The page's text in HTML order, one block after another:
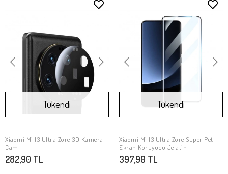
Stokta Yok
Tükendi
Xiaomi Mi 13 Ultra Zore 3D Kamera
Camı
282,90 TL
Stokta Yok
Tükendi
Xiaomi Mi 13 Ultra Zore Süper Pet
Ekran Koruyucu Jelatin
397,90 TL